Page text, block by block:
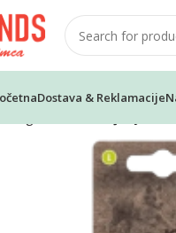
Dostava & Reklamacije
i ogrlice